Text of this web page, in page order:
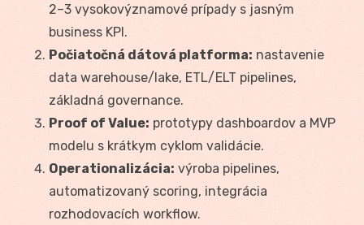
2–3 vysokovýznamové prípady s jasným
business KPI.
Počiatočná dátová platforma: nastavenie
data warehouse/lake, ETL/ELT pipelines,
základná governance.
Proof of Value: prototypy dashboardov a MVP
modelu s krátkym cyklom validácie.
Operationalizácia: výroba pipelines,
automatizovaný scoring, integrácia
rozhodovacích workflow.